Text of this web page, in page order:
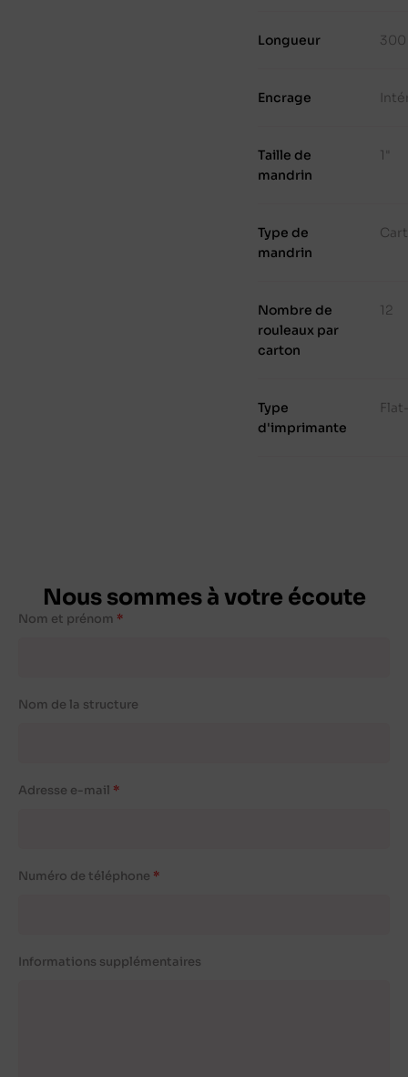
Longueur 300
Encrage
Taille de
mandrin
1"
Type de
mandrin
Nombre de
rouleaux par
carton
12
Type
d'imprimante
Nous sommes à votre écoute
Nom et prénom
Nom de la structure
Adresse e-mail
Numéro de téléphone
Informations supplémentaires